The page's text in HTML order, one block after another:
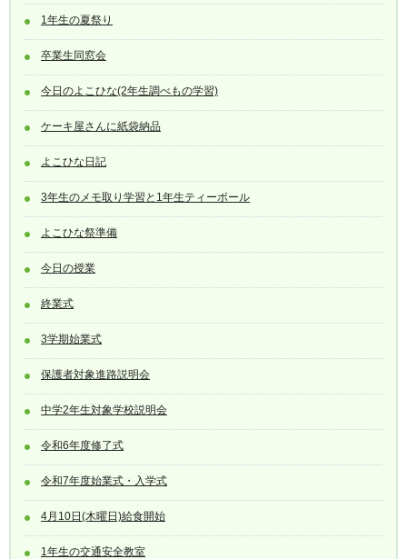
1年生の夏祭り
卒業生同窓会
今日のよこひな(2年生調べもの学習)
ケーキ屋さんに紙袋納品
よこひな日記
3年生のメモ取り学習と1年生ティーボール
よこひな祭準備
今日の授業
終業式
3学期始業式
保護者対象進路説明会
中学2年生対象学校説明会
令和6年度修了式
令和7年度始業式・入学式
4月10日(木曜日)給食開始
1年生の交通安全教室